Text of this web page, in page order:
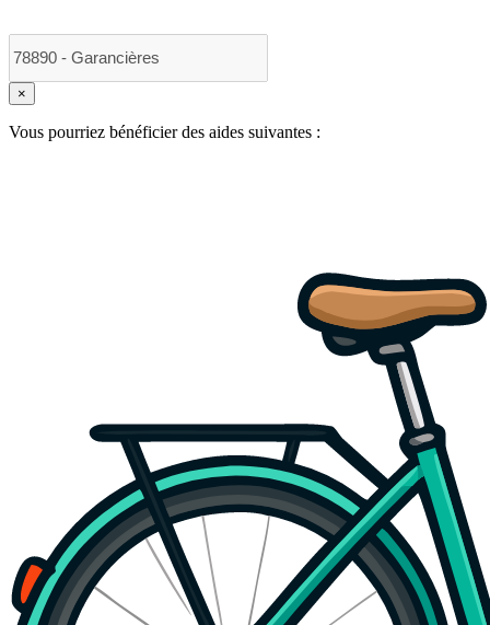
×
Vous pourriez bénéficier des aides suivantes :